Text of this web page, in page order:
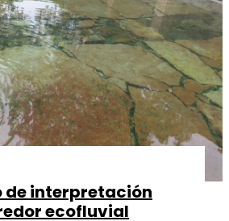
de interpretación
ecofluvial